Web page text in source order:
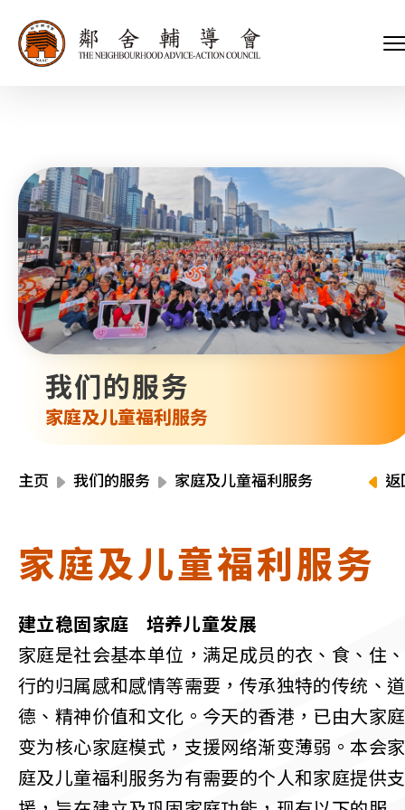
我们的服务
家庭及儿童福利服务
主页 我们的服务 家庭及儿童福利服务 返
家庭及儿童福利服务
建立稳固家庭 培养儿童发展
家庭是社会基本单位，满足成员的衣、食、住、
行的归属感和感情等需要，传承独特的传统、道
德、精神价值和文化。今天的香港，已由大家庭
变为核心家庭模式，支援网络渐变薄弱。本会家
庭及儿童福利服务为有需要的个人和家庭提供支
会长、副会长
执行委员会及总幹事
招标项目
关于我们
家庭及儿童福利服务
青少年服务
内地服务
教育服务
医疗衞生服务
社会企业
我们的服务
我们的伙伴
捐款方法
支持我们
新闻稿及媒体报导
会讯及刊物
财务报告
资源中心
活动报名
联络我们
同为世界添笑脸
曲/编曲：郭盖愆 监制：谭子舜